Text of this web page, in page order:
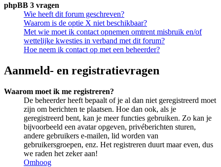
phpBB 3 vragen
Wie heeft dit forum geschreven?
Waarom is de optie X niet beschikbaar?
Met wie moet ik contact opnemen omtrent misbruik en/of
wettelijke kwesties in verband met dit forum?
Hoe neem ik contact op met een beheerder?
Aanmeld- en registratievragen
Waarom moet ik me registreren?
De beheerder heeft bepaalt of je al dan niet geregistreerd moet
zijn om berichten te plaatsen. Hoe dan ook, als je
geregistreerd bent, kan je meer functies gebruiken. Zo kan je
bijvoorbeeld een avatar opgeven, privéberichten sturen,
andere gebruikers e-mailen, lid worden van
gebruikersgroepen, enz. Het registreren duurt maar even, dus
we raden het zeker aan!
Omhoog